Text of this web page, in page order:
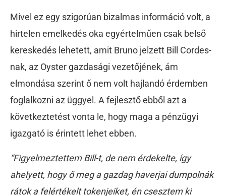
Mivel ez egy szigorúan bizalmas információ volt, a
hirtelen emelkedés oka egyértelműen csak belső
kereskedés lehetett, amit Bruno jelzett Bill Cordes-
nak, az Oyster gazdasági vezetőjének, ám
elmondása szerint ő nem volt hajlandó érdemben
foglalkozni az üggyel. A fejlesztő ebből azt a
következtetést vonta le, hogy maga a pénzügyi
igazgató is érintett lehet ebben.
“Figyelmeztettem Bill-t, de nem érdekelte, így
ahelyett, hogy ő meg a gazdag haverjai dumpolnák
rátok a felértékelt tokenjeiket, én csesztem ki